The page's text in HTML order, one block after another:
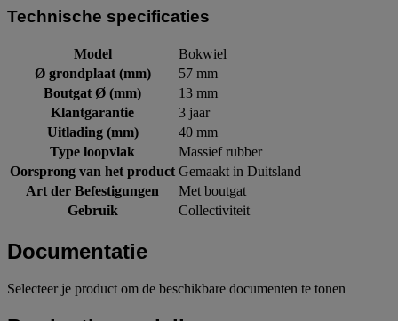
Technische specificaties
Model
Bokwiel
Ø grondplaat (mm)
57 mm
Boutgat Ø (mm)
13 mm
Klantgarantie
3 jaar
Uitlading (mm)
40 mm
Type loopvlak
Massief rubber
Oorsprong van het product Gemaakt in Duitsland
Art der Befestigungen
Met boutgat
Gebruik
Collectiviteit
Documentatie
Selecteer je product om de beschikbare documenten te tonen